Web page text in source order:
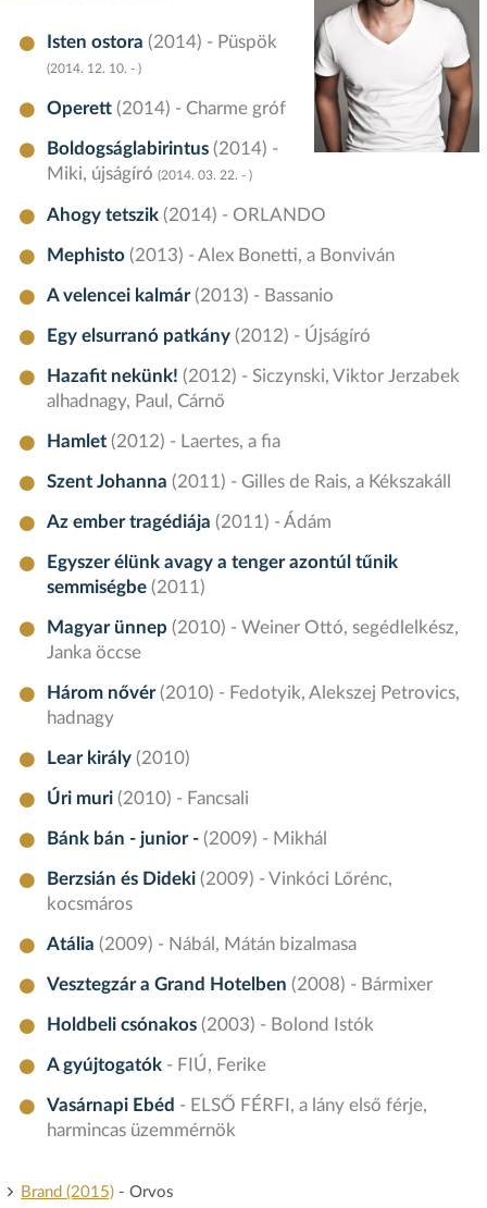
Isten ostora (2014) - Püspök
(2014. 12. 10. - )
Operett(2014) - Charme gróf
Boldogságlabirintus(2014) -
Miki, újságíró (2014. 03. 22. - )
Ahogy tetszik(2014) - ORLANDO
Mephisto(2013) - Alex Bonetti, a Bonviván
A velencei kalmár(2013) - Bassanio
Egy elsurranó patkány(2012) - Újságíró
Hazafit nekünk! (2012) - Siczynski, Viktor Jerzabek
alhadnagy, Paul, Cárnő
Hamlet(2012) - Laertes, a fia
Szent Johanna (2011) - Gilles de Rais, a Kékszakáll
Az ember tragédiája (2011) - Ádám
Egyszer élünk avagy a tenger azontúl tűnik
semmiségbe(2011)
Magyar ünnep (2010) - Weiner Ottó, segédlelkész,
Janka öccse
Három nővér(2010) - Fedotyik, Alekszej Petrovics,
hadnagy
Lear király(2010)
Úri muri(2010) - Fancsali
Bánk bán - junior -(2009) - Mikhál
Berzsián és Dideki(2009) - Vinkóci Lőrénc,
kocsmáros
Atália (2009) - Nábál, Mátán bizalmasa
Vesztegzár a Grand Hotelben (2008) - Bármixer
Holdbeli csónakos(2003) - Bolond Istók
A gyújtogatók- FIÚ, Ferike
Vasárnapi Ebéd - ELSŐ FÉRFI, a lány első férje,
harmincas üzemmérnök
Brand (2015) - Orvos